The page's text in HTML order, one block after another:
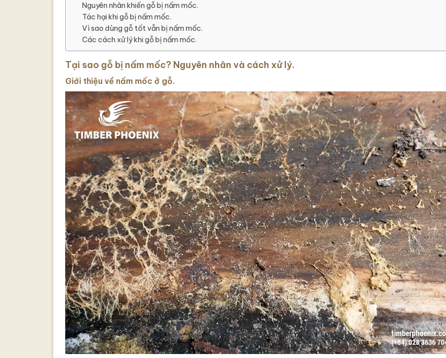
Nguyên nhân khiến gỗ bị nấm mốc.
Tác hại khi gỗ bị nấm mốc.
Vì sao dùng gỗ tốt vẫn bị nấm mốc.
Các cách xử lý khi gỗ bị nấm mốc.
Tại sao gỗ bị nấm mốc? Nguyên nhân và cách xử lý.
Giới thiệu về nấm mốc ở gỗ.